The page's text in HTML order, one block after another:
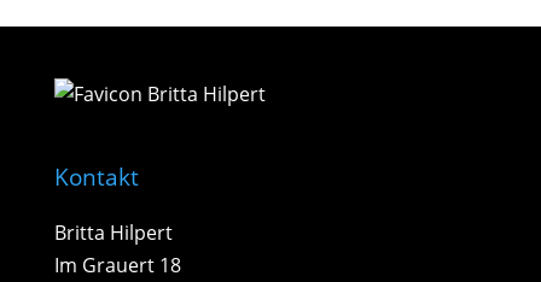
Kontakt
Britta Hilpert
Im Grauert 18